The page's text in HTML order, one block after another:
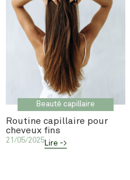
Beauté capillaire
Routine capillaire pour
cheveux fins
21/05/2025Lire ->